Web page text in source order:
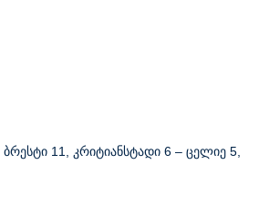
ბრესტი 11, კრიტიანსტადი 6 – ცელიე 5,